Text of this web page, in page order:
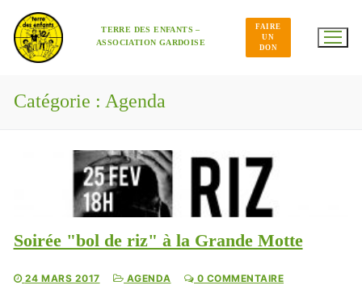
contenu
TERRE DES ENFANTS –
ASSOCIATION GARDOISE
FAIRE
UN
DON
Catégorie : Agenda
Soirée "bol de riz" à la Grande Motte
24 MARS 2017 AGENDA 0 COMMENTAIRE